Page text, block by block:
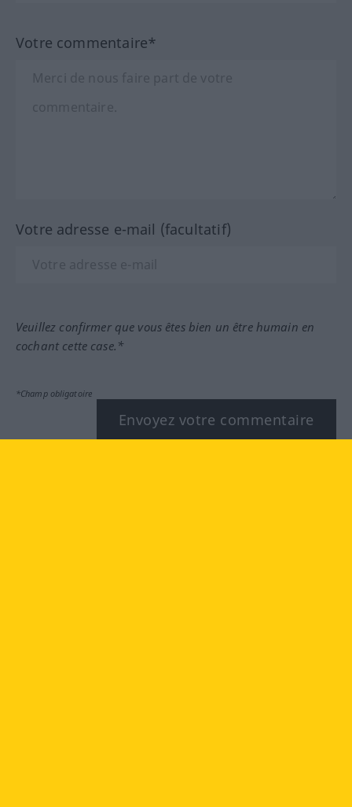
Votre commentaire*
Votre adresse e-mail (facultatif)
Veuillez confirmer que vous êtes bien un être humain en
cochant cette case.*
*Champ obligatoire
Envoyez votre commentaire